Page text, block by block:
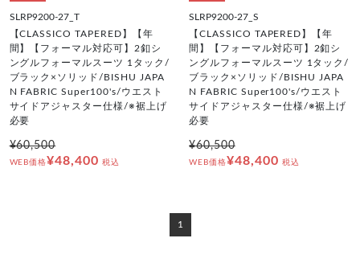
SLRP9200-27_T
【CLASSICO TAPERED】【年
間】【フォーマル対応可】2釦シ
ングルフォーマルスーツ 1タック/
ブラック×ソリッド/BISHU JAPA
N FABRIC Super100's/ウエスト
サイドアジャスター仕様/※裾上げ
必要
¥60,500
WEB価格¥48,400 税込
SLRP9200-27_S
【CLASSICO TAPERED】【年
間】【フォーマル対応可】2釦シ
ングルフォーマルスーツ 1タック/
ブラック×ソリッド/BISHU JAPA
N FABRIC Super100's/ウエスト
サイドアジャスター仕様/※裾上げ
必要
¥60,500
WEB価格¥48,400 税込
1